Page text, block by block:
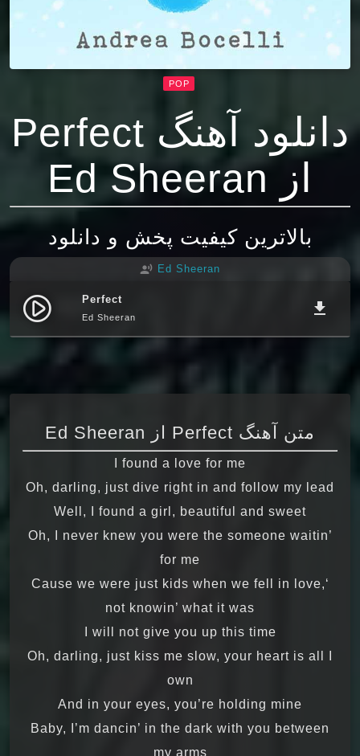
POP
دانلود آهنگ Perfect
از Ed Sheeran
بالاترین کیفیت پخش و دانلود
record_voice_over Ed Sheeran
play_circle_filled Perfect
Ed Sheeran file_download
متن آهنگ Perfect از Ed Sheeran
I found a love for me
Oh, darling, just dive right in and follow my lead
Well, I found a girl, beautiful and sweet
Oh, I never knew you were the someone waitin’
for me
‘Cause we were just kids when we fell in love,
not knowin’ what it was
I will not give you up this time
Oh, darling, just kiss me slow, your heart is all I
own
And in your eyes, you’re holding mine
Baby, I’m dancin’ in the dark with you between
my arms